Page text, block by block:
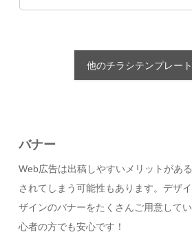
他のチラシテンプレー
バナー
Web広告は出稿しやすいメリットがあ
されてしまう可能性もあります。デザ
ザインのバナーをたくさんご用意して
心者の方でも安心です！